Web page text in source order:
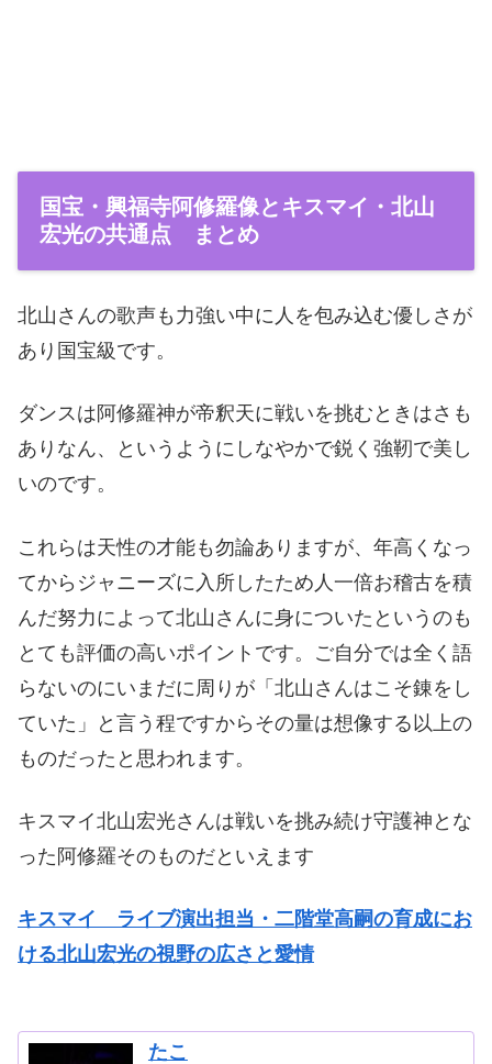
国宝・興福寺阿修羅像とキスマイ・北山
宏光の共通点 まとめ
北山さんの歌声も力強い中に人を包み込む優しさが
あり国宝級です。
ダンスは阿修羅神が帝釈天に戦いを挑むときはさも
ありなん、というようにしなやかで鋭く強靭で美し
いのです。
これらは天性の才能も勿論ありますが、年高くなっ
てからジャニーズに入所したため人一倍お稽古を積
んだ努力によって北山さんに身についたというのも
とても評価の高いポイントです。ご自分では全く語
らないのにいまだに周りが「北山さんはこそ錬をし
ていた」と言う程ですからその量は想像する以上の
ものだったと思われます。
キスマイ北山宏光さんは戦いを挑み続け守護神とな
った阿修羅そのものだといえます
キスマイ ライブ演出担当・二階堂高嗣の育成にお
ける北山宏光の視野の広さと愛情
たこ